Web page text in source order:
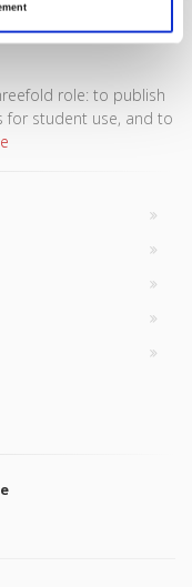
role: to publish
for student use, and to